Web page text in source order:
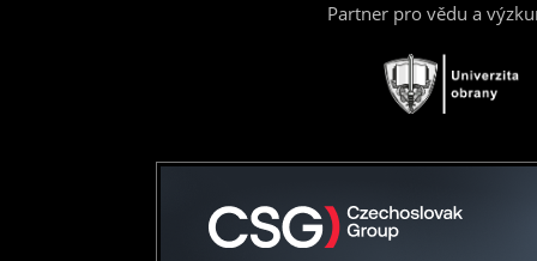
Partner pro vědu a